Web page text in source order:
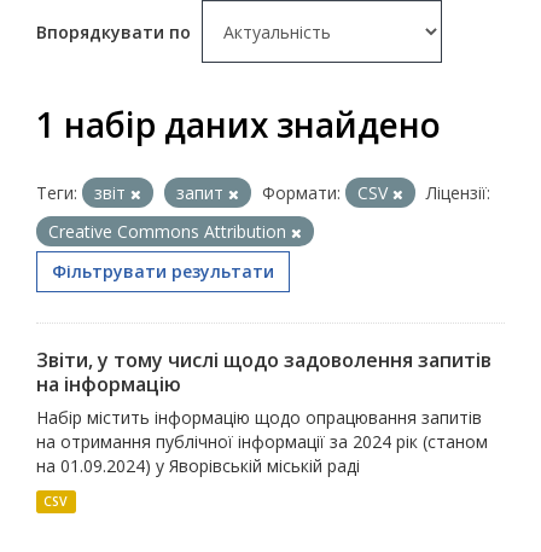
Впорядкувати по
1 набір даних знайдено
Теги: звіт запит Формати: CSV
Ліцензії:
Creative Commons Attribution
Фільтрувати результати
Звіти, у тому числі щодо задоволення запитів
на інформацію
Набір містить інформацію щодо опрацювання запитів
на отримання публічної інформації за 2024 рік (станом
на 01.09.2024) у Яворівській міській раді
CSV